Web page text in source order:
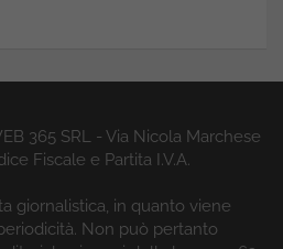
365 SRL - Via Nicola Marchese
Fiscale e Partita I.V.A.
giornalistica, in quanto viene
Non può pertanto